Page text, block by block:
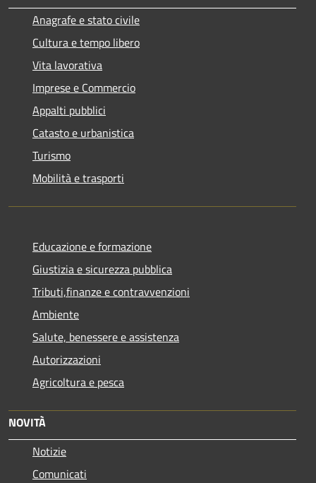
Anagrafe e stato civile
Cultura e tempo libero
Vita lavorativa
Imprese e Commercio
Appalti pubblici
Catasto e urbanistica
Turismo
Mobilità e trasporti
Educazione e formazione
Giustizia e sicurezza pubblica
Tributi,finanze e contravvenzioni
Ambiente
Salute, benessere e assistenza
Autorizzazioni
Agricoltura e pesca
NOVITÀ
Notizie
Comunicati